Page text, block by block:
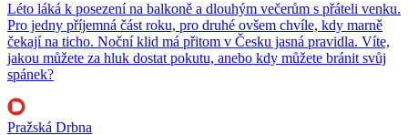
Léto láká k posezení na balkoně a dlouhým večerům s přáteli venku.
Pro jedny příjemná část roku, pro druhé ovšem chvíle, kdy marně
čekají na ticho. Noční klid má přitom v Česku jasná pravidla. Víte,
jakou můžete za hluk dostat pokutu, anebo kdy můžete bránit svůj
spánek?
Pražská Drbna